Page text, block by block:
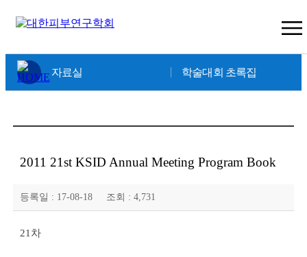
×
자료실 학술대회 초록집
2011 21st KSID Annual Meeting Program Book
등록일 : 17-08-18 조회 : 4,731
21차